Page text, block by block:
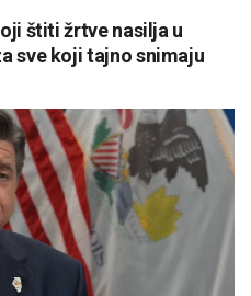
štiti žrtve nasilja u
sve koji tajno snimaju